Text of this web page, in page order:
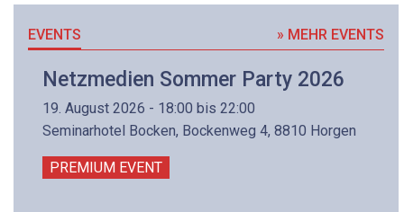
EVENTS » MEHR EVENTS
Netzmedien Sommer Party 2026
19. August 2026 - 18:00 bis 22:00
Seminarhotel Bocken, Bockenweg 4, 8810 Horgen
PREMIUM EVENT